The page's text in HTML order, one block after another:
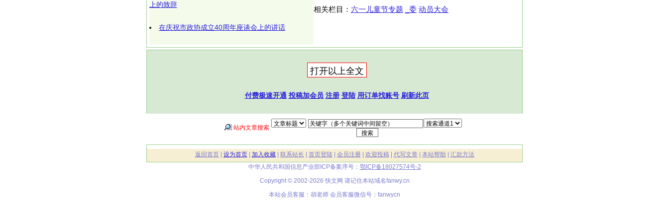
上的致辞
在庆祝市政协成立40周年座谈会上的讲话
相关栏目： 六一儿童节专题 _委 动员大会
付费极速开通 投稿加会员 注册 登陆 用订单找账号 刷新此页
站内文章搜索
返回首页| 设为首页| 加入收藏| 联系站长 首页登陆| 会员注册| 欢迎投稿 代写文章| 本站帮助
汇款方法
中华人民共和国信息产业部ICP备案序号： 鄂ICP备18027574号-2
Copyright © 2002-2026 快文网 请记住本站域名fanwy.cn
本站会员客服：胡老师 会员客服微信号：fanwycn